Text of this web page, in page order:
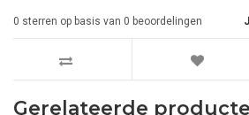
0 sterren op basis van 0 beoordelingen
Gerelateerde